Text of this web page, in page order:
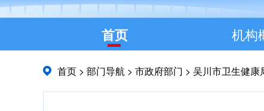
首页 机构
首页 > 部门导航 > 市政府部门 > 吴川市卫生健康